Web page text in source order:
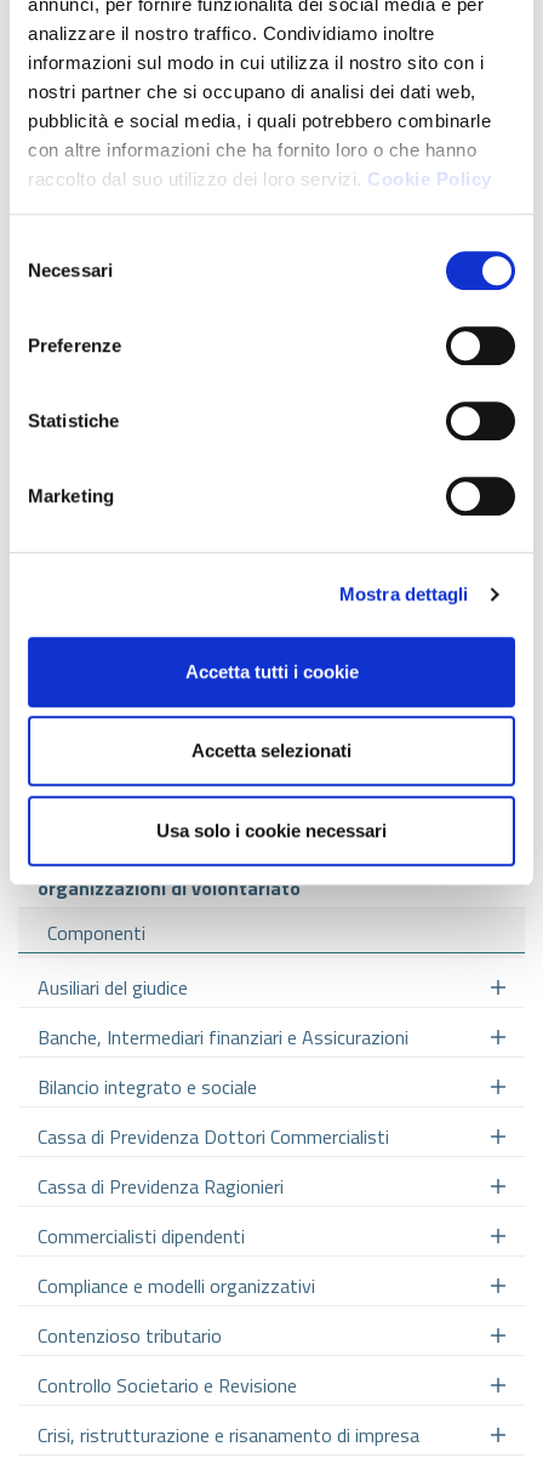
annunci, per fornire funzionalità dei social media e per
analizzare il nostro traffico. Condividiamo inoltre
informazioni sul modo in cui utilizza il nostro sito con i
nostri partner che si occupano di analisi dei dati web,
pubblicità e social media, i quali potrebbero combinarle
con altre informazioni che ha fornito loro o che hanno
raccolto dal suo utilizzo dei loro servizi. Cookie Policy
delNecessari
Preferenze
Statistiche
Marketing
Mostra dettagli
Accetta tutti i cookie
Accetta selezionati
Usa solo i cookie necessari
AREA 5 - INFORMATIVA FINANZIARIA,
DI SOSTENIBILITÀ, CONTROLLO DI
GESTIONE E ATTIVITÀ DI REVISIONE
AREA 6 - CRISI E RISANAMENTO
AREA 7 - AUSILIARI DEL GIUDICE E
AREA 8 - AMBITI SETTORIALI E
AREA 9 - GESTIONE, ORGANIZZAZIONE
E SVILUPPO DELLO STUDIO
COMMISSIONI CONSIGLIATURA
COMMISSIONI CONSIGLIATURA
2017/2022
Albo, Tutela e Ordinamento
Amministrazioni Immobiliari
Associazioni di promozione sociale e
organizzazioni di volontariato
Componenti
Ausiliari del giudice
Banche, Intermediari finanziari e Assicurazioni
Bilancio integrato e sociale
Cassa di Previdenza Dottori Commercialisti
Cassa di Previdenza Ragionieri
Commercialisti dipendenti
Compliance e modelli organizzativi
Contenzioso tributario
Controllo Societario e Revisione
Crisi, ristrutturazione e risanamento di impresa